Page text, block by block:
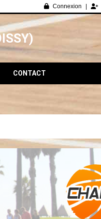
Connexion
CONTACT